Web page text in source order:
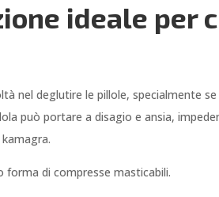
ideale per
nel deglutire le pillole, specialmente
può portare a disagio e ansia,
di compresse masticabili.